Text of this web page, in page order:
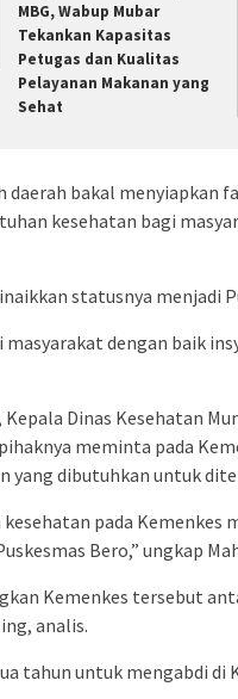
MBG, Wabup Mubar
Tekankan Kapasitas
Petugas dan Kualitas
Pelayanan Makanan yang
Sehat
bakal menyiapkan
kesehatan bagi
statusnya menjadi
dengan baik
Kepala Dinas Kesehatan
meminta pada
yang dibutuhkan untuk
pada Kemenkes
Bero,” ungkap
Kemenkes tersebut
analis.
tahun untuk mengabdi di